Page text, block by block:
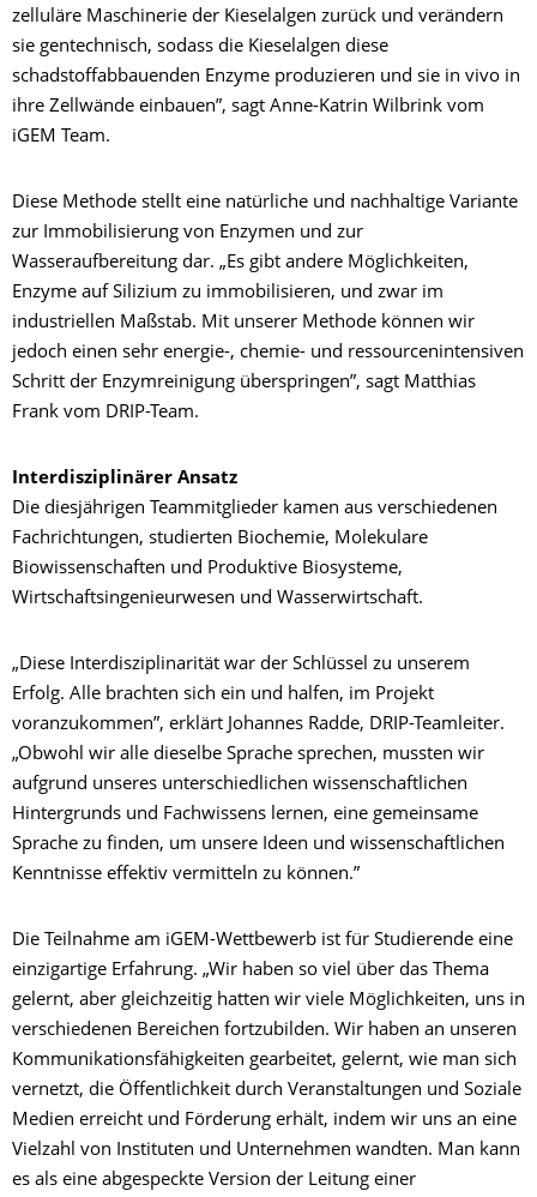
zelluläre Maschinerie der Kieselalgen zurück und verändern
sie gentechnisch, sodass die Kieselalgen diese
schadstoffabbauenden Enzyme produzieren und sie in vivo in
ihre Zellwände einbauen”, sagt Anne-Katrin Wilbrink vom
iGEM Team.
Diese Methode stellt eine natürliche und nachhaltige Variante
zur Immobilisierung von Enzymen und zur
Wasseraufbereitung dar. „Es gibt andere Möglichkeiten,
Enzyme auf Silizium zu immobilisieren, und zwar im
industriellen Maßstab. Mit unserer Methode können wir
jedoch einen sehr energie-, chemie- und ressourcenintensiven
Schritt der Enzymreinigung überspringen”, sagt Matthias
Frank vom DRIP-Team.
Interdisziplinärer Ansatz
Die diesjährigen Teammitglieder kamen aus verschiedenen
Fachrichtungen, studierten Biochemie, Molekulare
Biowissenschaften und Produktive Biosysteme,
Wirtschaftsingenieurwesen und Wasserwirtschaft.
„Diese Interdisziplinarität war der Schlüssel zu unserem
Erfolg. Alle brachten sich ein und halfen, im Projekt
voranzukommen”, erklärt Johannes Radde, DRIP-Teamleiter.
„Obwohl wir alle dieselbe Sprache sprechen, mussten wir
aufgrund unseres unterschiedlichen wissenschaftlichen
Hintergrunds und Fachwissens lernen, eine gemeinsame
Sprache zu finden, um unsere Ideen und wissenschaftlichen
Kenntnisse effektiv vermitteln zu können.”
Die Teilnahme am iGEM-Wettbewerb ist für Studierende eine
einzigartige Erfahrung. „Wir haben so viel über das Thema
gelernt, aber gleichzeitig hatten wir viele Möglichkeiten, uns in
verschiedenen Bereichen fortzubilden. Wir haben an unseren
Kommunikationsfähigkeiten gearbeitet, gelernt, wie man sich
vernetzt, die Öffentlichkeit durch Veranstaltungen und Soziale
Medien erreicht und Förderung erhält, indem wir uns an eine
Vielzahl von Instituten und Unternehmen wandten. Man kann
es als eine abgespeckte Version der Leitung einer